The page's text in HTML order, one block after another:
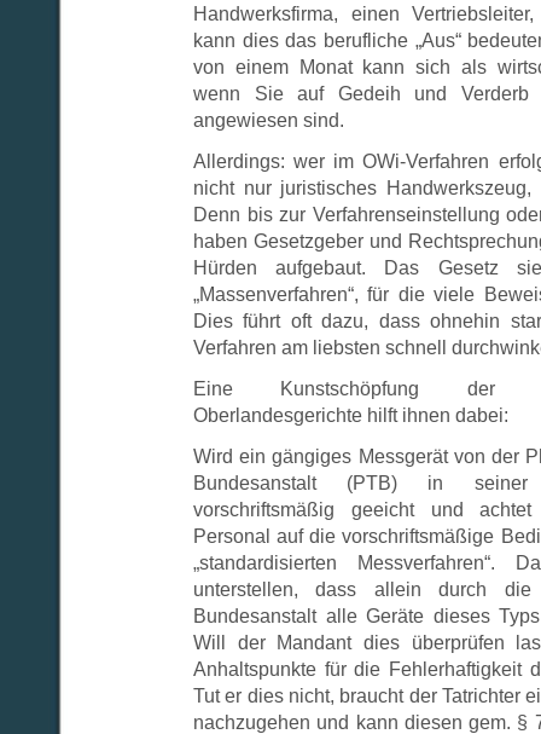
Handwerksfirma, einen
kann dies das berufliche „Aus“
von einem Monat kann sich als
wenn Sie auf Gedeih und Verderb
angewiesen sind.
Allerdings: wer im OWi-Verfahren
nicht nur juristisches
Denn bis zur Verfahrenseinstellung
haben Gesetzgeber und
Hürden aufgebaut. Das Gesetz
„Massenverfahren“, für die viele
Dies führt oft dazu, dass ohnehin
Verfahren am liebsten schnell
Eine Kunstschöpfung der
Oberlandesgerichte hilft ihnen dabei:
Wird ein gängiges Messgerät von der
Bundesanstalt (PTB) in seiner
vorschriftsmäßig geeicht und
Personal auf die vorschriftsmäßige
„standardisierten Messverfahren“.
unterstellen, dass allein durch
Bundesanstalt alle Geräte dieses
Will der Mandant dies überprüfen
Anhaltspunkte für die Fehlerhaftigkeit
Tut er dies nicht, braucht der Tatrichter
nachzugehen und kann diesen gem. §